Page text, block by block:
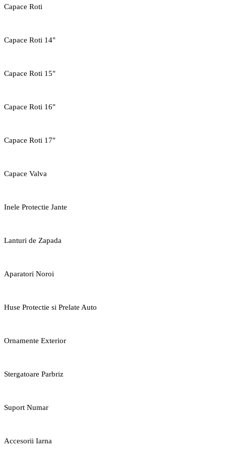
Capace Roti
Capace Roti 14"
Capace Roti 15"
Capace Roti 16"
Capace Roti 17"
Capace Valva
Inele Protectie Jante
Lanturi de Zapada
Aparatori Noroi
Huse Protectie si Prelate Auto
Ornamente Exterior
Stergatoare Parbriz
Suport Numar
Accesorii Iarna